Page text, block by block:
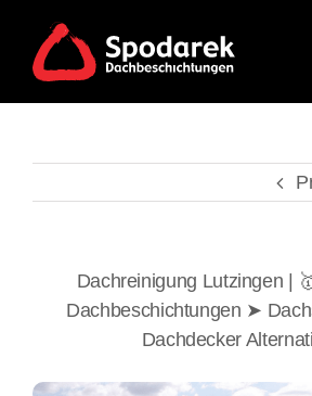
content
Dachreinigung Lutzingen |
Dachbeschichtungen ➤
Dachdecker